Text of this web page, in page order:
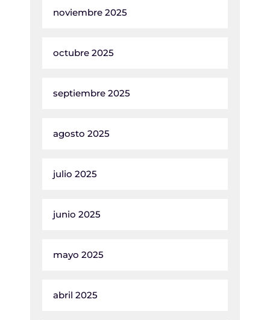
noviembre 2025
octubre 2025
septiembre 2025
agosto 2025
julio 2025
junio 2025
mayo 2025
abril 2025